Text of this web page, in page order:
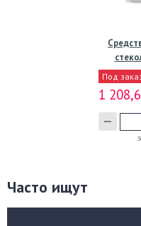
Под
1
Часто ищут